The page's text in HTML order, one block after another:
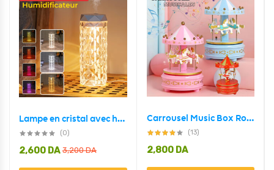
Lampe en cristal avec humidificateur d’air, diffuseur d’arôme, USB 900ml
(0)
3,200DA
2,600 DA
Carrousel Music Box Rotatif à 4 Chevaux Classique Melody
(13)
2,800 DA